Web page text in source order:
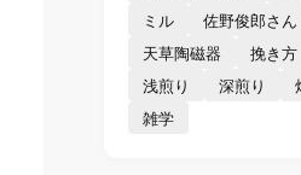
ミル
佐野俊郎さん
天草陶磁器
挽き方
浅煎り
深煎り
雑学